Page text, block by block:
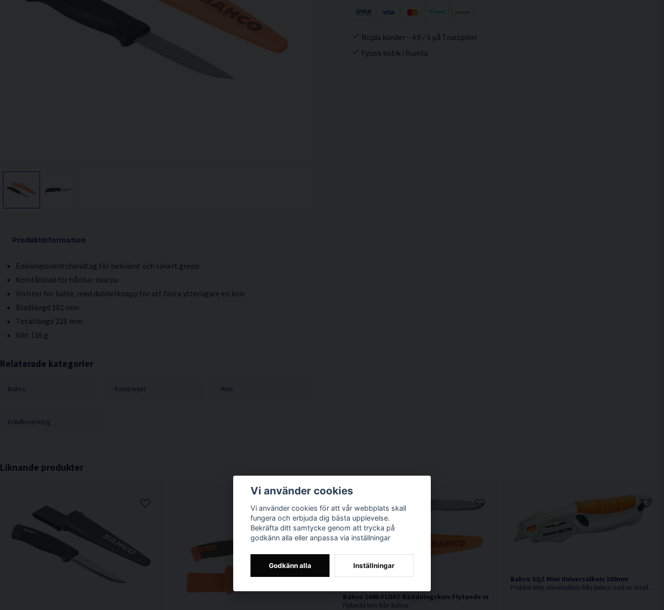
Produktinformation
Enkomponentshandtag för bekvämt och säkert grepp
Kolstålblad för hållbar skärpa
Hölster för bälte, med dubbelknapp för att fästa ytterligare en kniv
Bladlängd 102 mm
Totallängd 218 mm
Vikt 116 g
Relaterade kategorier
Bahco Kampanjer Kniv
Friluftsverktyg
Nöjda kunder - 4.9 / 5 på Trustpilot
Fysisk butik i Kumla
Liknande produkter
Bahco 1446-FLOAT Räddningskniv Flytande m. Hölster
Flytande kniv från Bahco.
Bahco SQZ Mini Universalkniv 100mm
Praktisk liten universalkniv från Bahco med en totallängd på endast 100mm.
Vi använder cookies
Vi använder cookies för att vår webbplats skall
fungera och erbjuda dig bästa upplevelse.
Bekräfta ditt samtycke genom att trycka på
godkänn alla eller anpassa via inställningar
Godkänn alla Inställningar